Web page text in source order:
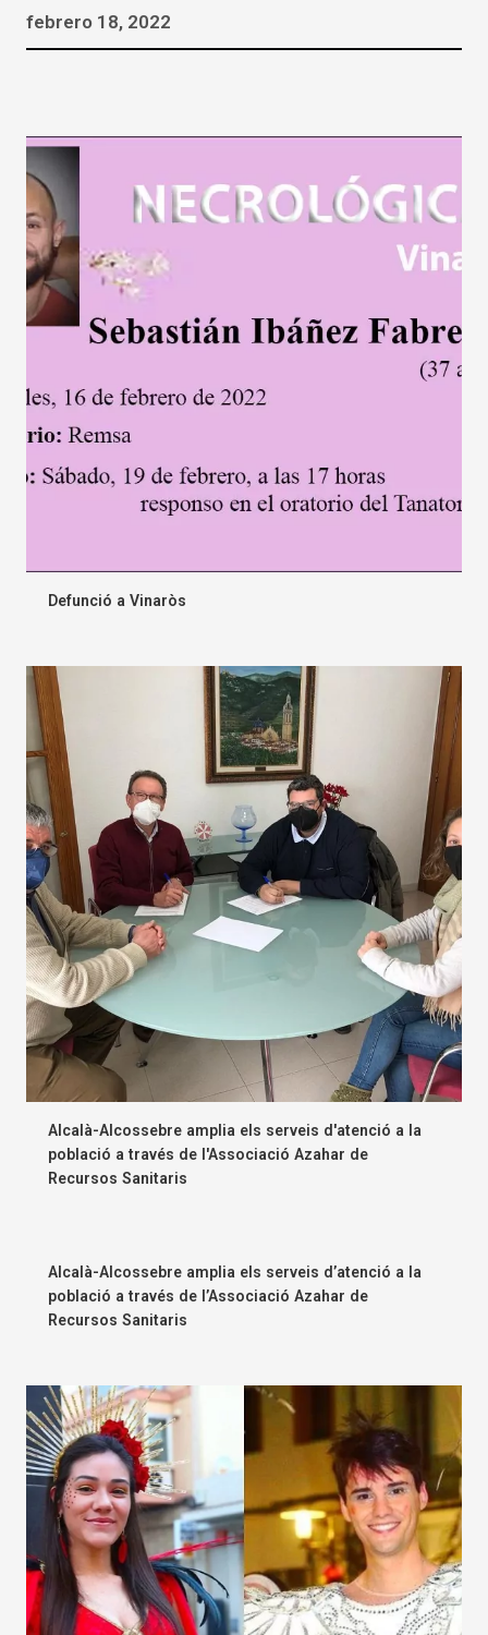
febrero 18, 2022
Defunció a Vinaròs
Alcalà-Alcossebre amplia els serveis d'atenció a la
població a través de l'Associació Azahar de
Recursos Sanitaris
Alcalà-Alcossebre amplia els serveis d’atenció a la
població a través de l’Associació Azahar de
Recursos Sanitaris